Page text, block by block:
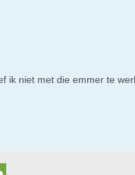
ik niet met die emmer te